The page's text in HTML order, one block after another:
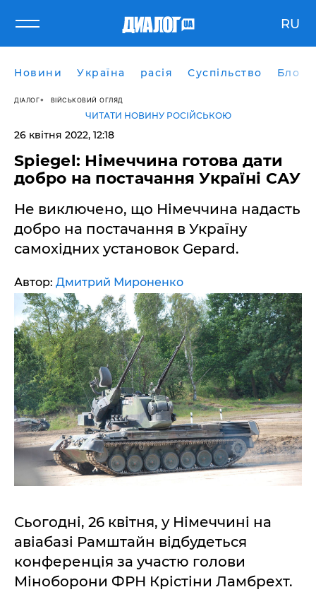
RU
Новини Україна расія Суспільство Блоги
ДІАЛОГ ВІЙСЬКОВИЙ ОГЛЯД
ЧИТАТИ НОВИНУ РОСІЙСЬКОЮ
26 квітня 2022, 12:18
Spiegel: Німеччина готова дати
добро на постачання Україні САУ
Не виключено, що Німеччина надасть
добро на постачання в Україну
самохідних установок Gepard.
Автор: Дмитрий Мироненко
Сьогодні, 26 квітня, у Німеччині на
авіабазі Рамштайн відбудеться
конференція за участю голови
Міноборони ФРН Крістіни Ламбрехт.